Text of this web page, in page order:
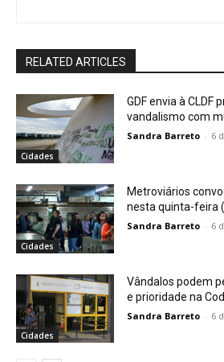
RELATED ARTICLES
Cidades
GDF envia à CLDF
vandalismo com
Sandra Barreto - 6
Cidades
Metroviários
nesta quinta-feira
Sandra Barreto - 6
Cidades
Vândalos podem
e prioridade na
Sandra Barreto - 6